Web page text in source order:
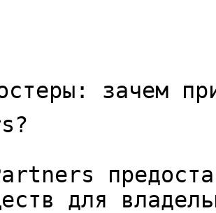
зачем
для